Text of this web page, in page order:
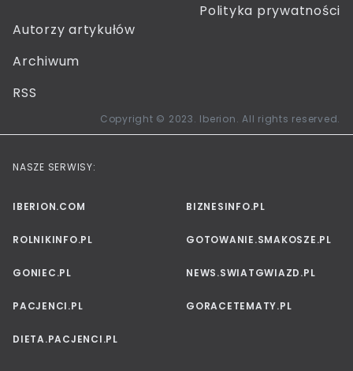
Polityka prywatności
Autorzy artykułów
Archiwum
RSS
Copyright © 2023. Iberion. All rights reserved.
NASZE SERWISY:
IBERION.COM BIZNESINFO.PL
ROLNIKINFO.PL GOTOWANIE.SMAKOSZE.PL
GONIEC.PL NEWS.SWIATGWIAZD.PL
PACJENCI.PL GORACETEMATY.PL
DIETA.PACJENCI.PL